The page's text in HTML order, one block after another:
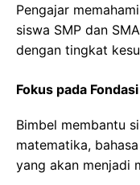
Pengajar
siswa SMP dan
dengan tingkat
Fokus pada
Bimbel membantu
matematika,
yang akan menjadi